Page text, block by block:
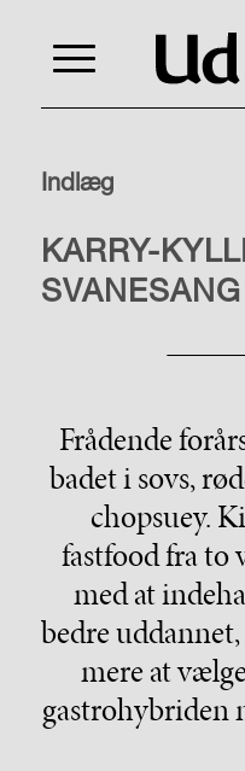
Indlæg
LIVSSTIL
KARRY-
SVANESANG
Frådende
badet i sovs,
chopsuey.
fastfood fra to
med at
bedre
mere at
gastrohybriden